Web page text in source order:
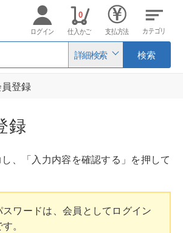
詳細検索 検索
ログイン 仕入かご
0
支払方法 カテゴリ
登録
録
、「入力内容を確認する」を押して
ワードは、会員としてログイン
。